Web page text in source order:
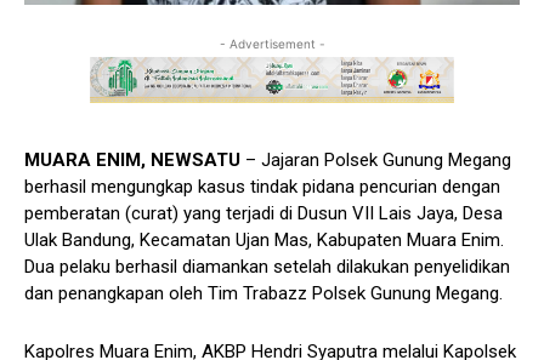
- Advertisement -
MUARA ENIM, NEWSATU – Jajaran Polsek Gunung Megang
berhasil mengungkap kasus tindak pidana pencurian dengan
pemberatan (curat) yang terjadi di Dusun VII Lais Jaya, Desa
Ulak Bandung, Kecamatan Ujan Mas, Kabupaten Muara Enim.
Dua pelaku berhasil diamankan setelah dilakukan penyelidikan
dan penangkapan oleh Tim Trabazz Polsek Gunung Megang.
Kapolres Muara Enim, AKBP Hendri Syaputra melalui Kapolsek